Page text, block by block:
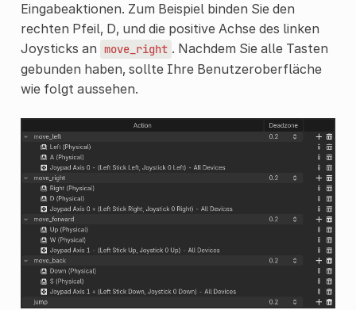
Eingabeaktionen. Zum Beispiel binden Sie den
rechten Pfeil, D, und die positive Achse des linken
Joysticks an move_right . Nachdem Sie alle Tasten
gebunden haben, sollte Ihre Benutzeroberfläche
wie folgt aussehen.